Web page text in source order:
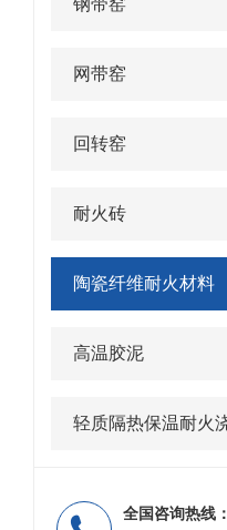
钢带窑
网带窑
回转窑
耐火砖
陶瓷纤维耐火材料
高温胶泥
全国咨询热线：